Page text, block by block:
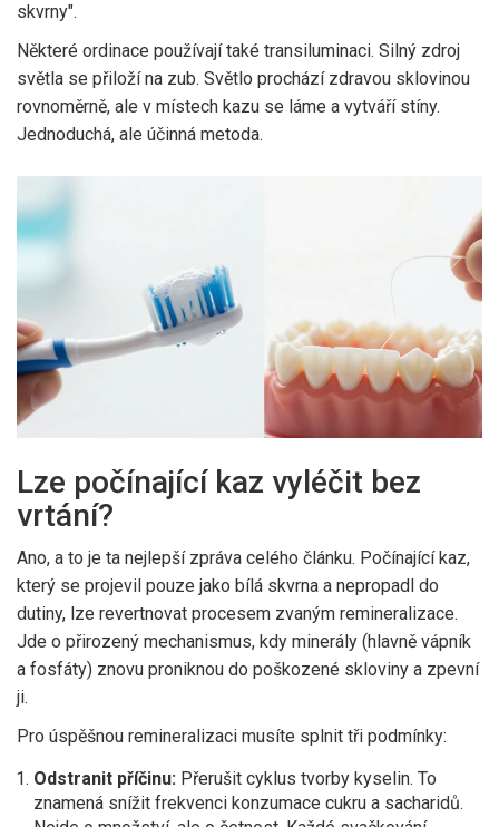
skvrny".
Některé ordinace používají také transiluminaci. Silný zdroj
světla se přiloží na zub. Světlo prochází zdravou sklovinou
rovnoměrně, ale v místech kazu se láme a vytváří stíny.
Jednoduchá, ale účinná metoda.
Lze počínající kaz vyléčit bez
vrtání?
Ano, a to je ta nejlepší zpráva celého článku. Počínající kaz,
který se projevil pouze jako bílá skvrna a nepropadl do
dutiny, lze revertnovat procesem zvaným remineralizace.
Jde o přirozený mechanismus, kdy minerály (hlavně vápník
a fosfáty) znovu proniknou do poškozené skloviny a zpevní
ji.
Pro úspěšnou remineralizaci musíte splnit tři podmínky:
Odstranit příčinu: Přerušit cyklus tvorby kyselin. To
znamená snížit frekvenci konzumace cukru a sacharidů.